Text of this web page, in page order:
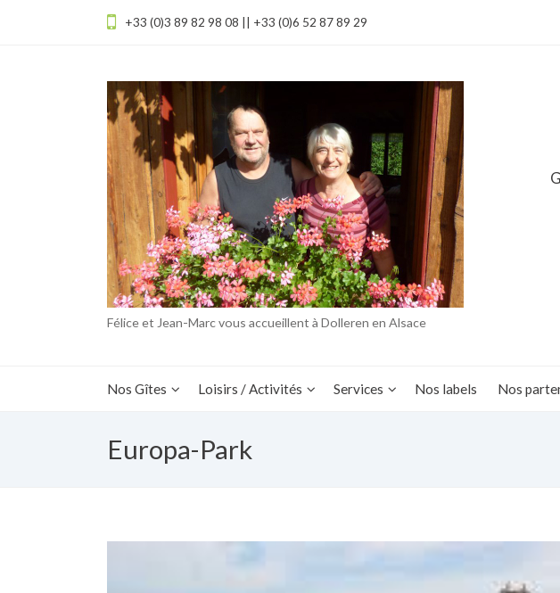
+33 (0)3 89 82 98 08 || +33 (0)6 52 87 89 29
Félice et Jean-Marc vous accueillent à Dolleren en Alsace
Nos Gîtes Loisirs / Activités Services Nos labels Nos
Europa-Park